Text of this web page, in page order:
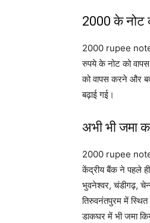
2000 के नोट
2000 rupee
रुपये के नोट को
को वापस करने और
बढ़ाई गई।
अभी भी जमा
2000 rupee note:
केंद्रीय बैंक ने पहले ही
भुवनेश्वर, चंडीगढ़,
तिरुवनंतपुरम में
डाकघर में भी जमा